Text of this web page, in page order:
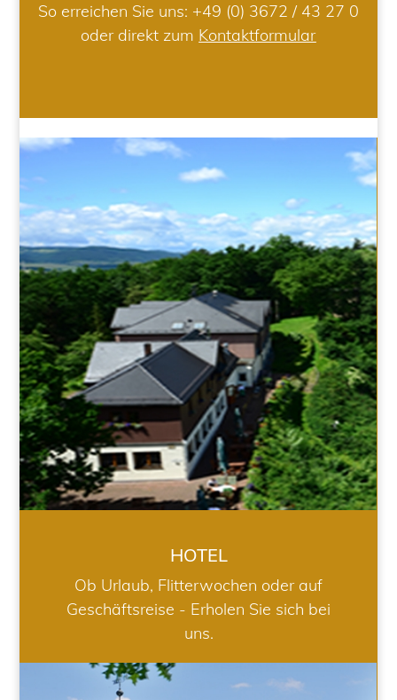
So erreichen Sie uns: +49 (0) 3672 / 43 27 0
oder direkt zum Kontaktformular
HOTEL
HOTEL
Ob Urlaub, Flitterwochen oder auf
Geschäftsreise - Erholen Sie sich bei
uns.